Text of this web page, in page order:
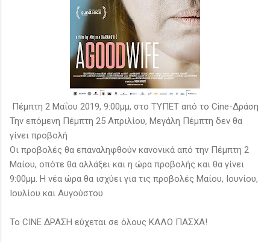
Πέμπτη 2 Μαΐου 2019, 9:00μμ, στο ΤΥΠΕΤ από το Cine-Δράση
Την επόμενη Πέμπτη 25 Απριλίου, Μεγάλη Πέμπτη δεν θα
γίνει προβολή
Οι προβολές θα επαναληφθούν κανονικά από την Πέμπτη 2
Μαίου, οπότε θα αλλάξει και η ώρα προβολής και θα γίνει
9:00μμ. Η νέα ώρα θα ισχύει για τις προβολές Μαίου, Ιουνίου,
Ιουλίου και Αυγούστου
Το CINE ΔΡΑΣΗ εύχεται σε όλους ΚΑΛΟ ΠΑΣΧΑ!